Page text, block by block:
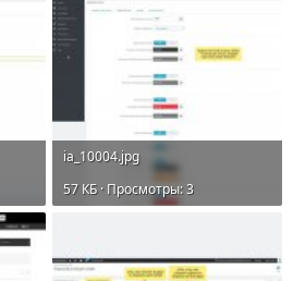
ia_10004.jpg
57 КБ · Просмотры: 3